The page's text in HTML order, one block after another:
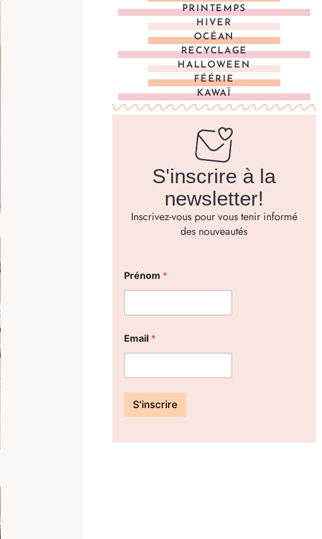
PRINTEMPS
HIVER
OCÉAN
RECYCLAGE
HALLOWEEN
FÉÉRIE
KAWAÏ
S'inscrire à la
newsletter!
Inscrivez-vous pour vous tenir informé
des nouveautés
Prénom *
Email *
S'inscrire